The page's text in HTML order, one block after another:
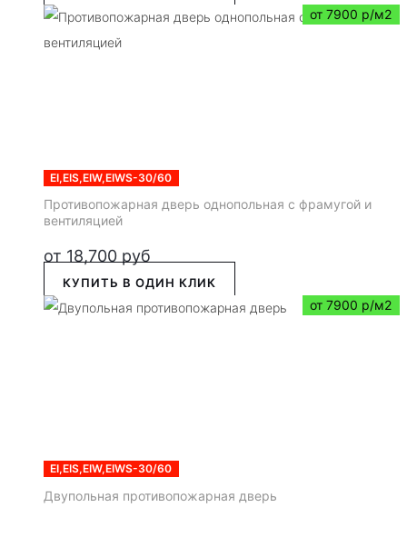
от 7900 р/м2
EI,EIS,EIW,EIWS-30/60
Противопожарная дверь однопольная с фрамугой и
вентиляцией
от 18,700 руб
КУПИТЬ В ОДИН КЛИК
от 7900 р/м2
EI,EIS,EIW,EIWS-30/60
Двупольная противопожарная дверь